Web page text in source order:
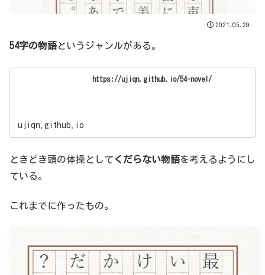
2021.05.29
54字の物語というジャンルがある。
https://ujiqn.github.io/54-novel/
ujiqn.github.io
ときどき頭の体操として くだらない物語を考えるようにし
ている。
これまでに作ったもの。